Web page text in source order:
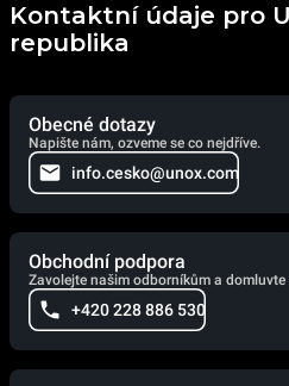
Kontaktní údaje pro
republika
Obecné dotazy
Napište nám, ozveme se co nejdříve.
info.cesko@unox.com
Obchodní podpora
Zavolejte našim odborníkům a
+420 228 886 530